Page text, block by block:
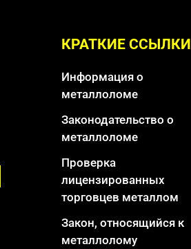
КРАТКИЕ ССЫЛКИ
Информация о
металлоломе
Законодательство о
металлоломе
Проверка
лицензированных
торговцев металлом
Закон, относящийся к
металлолому